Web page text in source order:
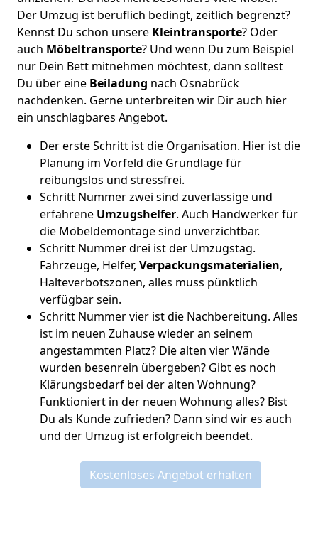
Der Umzug ist beruflich bedingt, zeitlich begrenzt?
Kennst Du schon unsere Kleintransporte? Oder
auch Möbeltransporte? Und wenn Du zum Beispiel
nur Dein Bett mitnehmen möchtest, dann solltest
Du über eine Beiladung nach Osnabrück
nachdenken. Gerne unterbreiten wir Dir auch hier
ein unschlagbares Angebot.
Der erste Schritt ist die Organisation. Hier ist die
Planung im Vorfeld die Grundlage für
reibungslos und stressfrei.
Schritt Nummer zwei sind zuverlässige und
erfahrene Umzugshelfer. Auch Handwerker für
die Möbeldemontage sind unverzichtbar.
Schritt Nummer drei ist der Umzugstag.
Fahrzeuge, Helfer, Verpackungsmaterialien,
Halteverbotszonen, alles muss pünktlich
verfügbar sein.
Schritt Nummer vier ist die Nachbereitung. Alles
ist im neuen Zuhause wieder an seinem
angestammten Platz? Die alten vier Wände
wurden besenrein übergeben? Gibt es noch
Klärungsbedarf bei der alten Wohnung?
Funktioniert in der neuen Wohnung alles? Bist
Du als Kunde zufrieden? Dann sind wir es auch
und der Umzug ist erfolgreich beendet.
Kostenloses Angebot erhalten